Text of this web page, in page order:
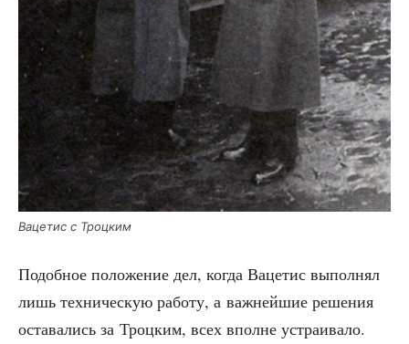
Ваце­тис с Троцким
Подоб­ное поло­же­ние дел, когда Ваце­тис выпол­нял
лишь тех­ни­че­скую рабо­ту, а важ­ней­шие реше­ния
оста­ва­лись за Троц­ким, всех вполне устра­и­ва­ло.